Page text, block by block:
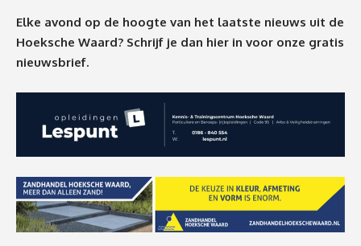
Elke avond op de hoogte van het laatste nieuws uit de
Hoeksche Waard? Schrijf je dan hier in voor onze gratis
nieuwsbrief.